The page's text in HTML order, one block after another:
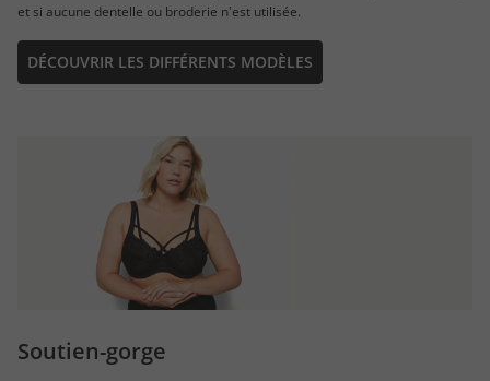
et si aucune dentelle ou broderie n'est utilisée.
DÉCOUVRIR LES DIFFÉRENTS MODÈLES
Soutien-gorge